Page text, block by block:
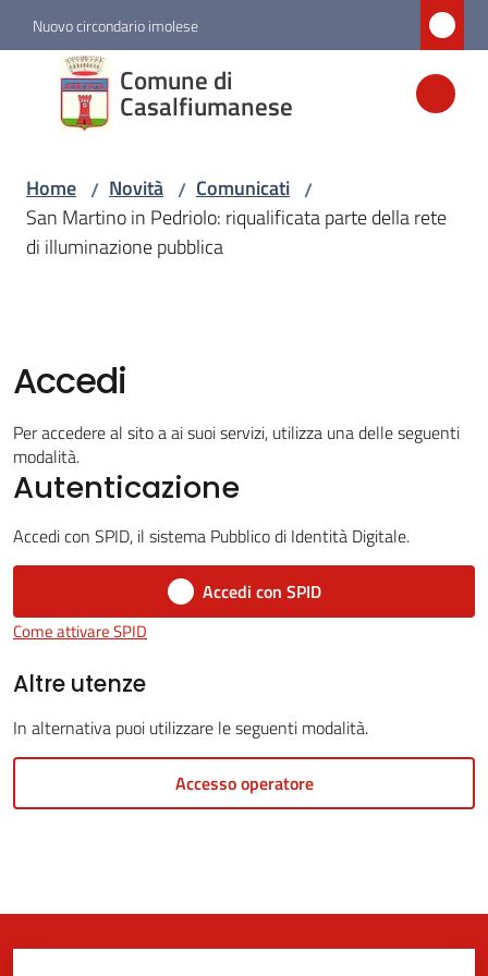
Vai al contenuto
Vai alla navigazione
Vai al footer
Nuovo circondario imolese
Comune di
Casalfiumanese
Comune di
Casalfiumanese
Amministrazione
Casalfiumanese
on-
gli
Home / Novità / Comunicati /
San Martino in Pedriolo: riqualificata parte della rete
di illuminazione pubblica
Accedi
Per accedere al sito a ai suoi servizi, utilizza una delle seguenti
modalità.
Autenticazione
Accedi con SPID, il sistema Pubblico di Identità Digitale.
Accedi con SPID
Come attivare SPID
Altre utenze
In alternativa puoi utilizzare le seguenti modalità.
Accesso operatore